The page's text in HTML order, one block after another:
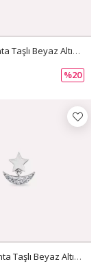
Kalei Pırlanta Taşlı Beyaz Altın Tek Küpe
%20
Aster Pırlanta Taşlı Beyaz Altın Tek Küpe